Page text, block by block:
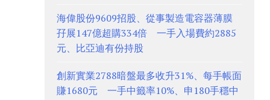
海偉股份9609招股、從事製造電容器薄膜
孖展147億超購334倍 一手入場費約2885
元、比亞迪有份持股
創新實業2788暗盤最多收升31%、每手帳面
賺1680元 一手中籤率10%、申180手穩中